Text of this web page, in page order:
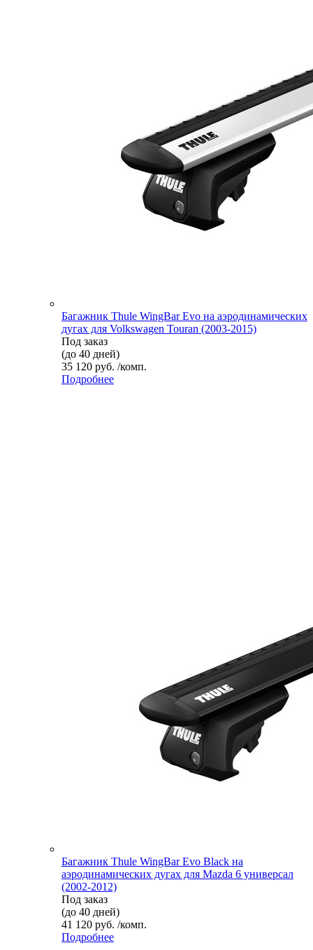
Багажник Thule WingBar Evo на аэродинамических
дугах для Volkswagen Touran (2003-2015)
Под заказ
(до 40 дней)
35 120 руб. /комп.
Подробнее
Багажник Thule WingBar Evo Black на
аэродинамических дугах для Mazda 6 универсал
(2002-2012)
Под заказ
(до 40 дней)
41 120 руб. /комп.
Подробнее